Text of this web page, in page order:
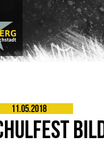
11.05.2018